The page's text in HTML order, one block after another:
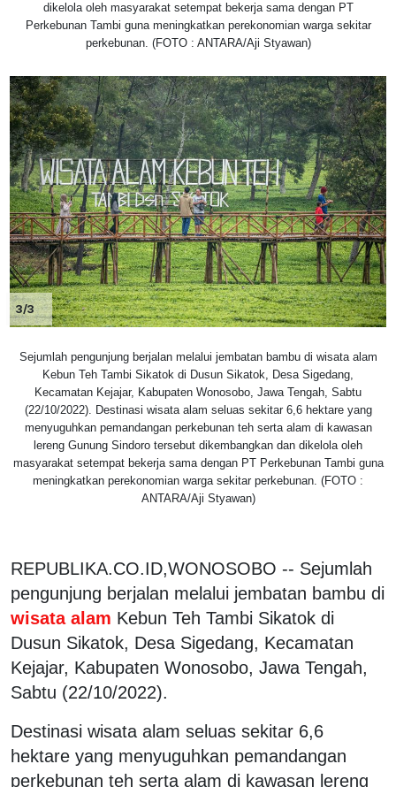
dikelola oleh masyarakat setempat bekerja sama dengan PT
Perkebunan Tambi guna meningkatkan perekonomian warga sekitar
perkebunan. (FOTO : ANTARA/Aji Styawan)
3/3
Sejumlah pengunjung berjalan melalui jembatan bambu di wisata alam
Kebun Teh Tambi Sikatok di Dusun Sikatok, Desa Sigedang,
Kecamatan Kejajar, Kabupaten Wonosobo, Jawa Tengah, Sabtu
(22/10/2022). Destinasi wisata alam seluas sekitar 6,6 hektare yang
menyuguhkan pemandangan perkebunan teh serta alam di kawasan
lereng Gunung Sindoro tersebut dikembangkan dan dikelola oleh
masyarakat setempat bekerja sama dengan PT Perkebunan Tambi guna
meningkatkan perekonomian warga sekitar perkebunan. (FOTO :
ANTARA/Aji Styawan)
REPUBLIKA.CO.ID,WONOSOBO -- Sejumlah
pengunjung berjalan melalui jembatan bambu di
wisata alam Kebun Teh Tambi Sikatok di
Dusun Sikatok, Desa Sigedang, Kecamatan
Kejajar, Kabupaten Wonosobo, Jawa Tengah,
Sabtu (22/10/2022).
Destinasi wisata alam seluas sekitar 6,6
hektare yang menyuguhkan pemandangan
perkebunan teh serta alam di kawasan lereng